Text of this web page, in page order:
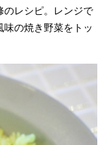
レシピ。レンジで
の焼き野菜をトッ